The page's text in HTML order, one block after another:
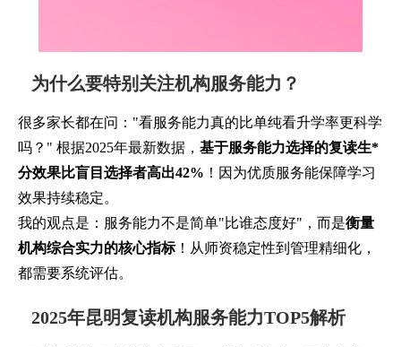
为什么要特别关注机构服务能力？
很多家长都在问："看服务能力真的比单纯看升学率更科学
吗？" 根据2025年最新数据， 基于服务能力选择的复读生*
分效果比盲目选择者高出42% ！因为优质服务能保障学习
效果持续稳定。
我的观点是：服务能力不是简单"比谁态度好"，而是衡量
机构综合实力的核心指标！从师资稳定性到管理精细化，
都需要系统评估。
2025年昆明复读机构服务能力TOP5解析